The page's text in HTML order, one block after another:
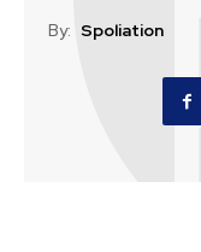
By: Spoliation